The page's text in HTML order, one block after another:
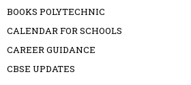
BOOKS POLYTECHNIC
CALENDAR FOR SCHOOLS
CAREER GUIDANCE
CBSE UPDATES